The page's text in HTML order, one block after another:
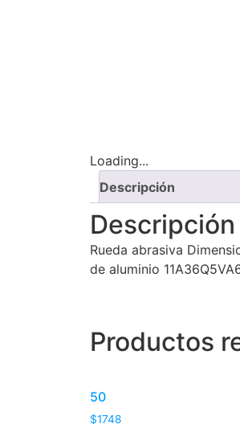
Loading...
Descripción
Descripción
Rueda abrasiva
de aluminio
Productos
50
$1748